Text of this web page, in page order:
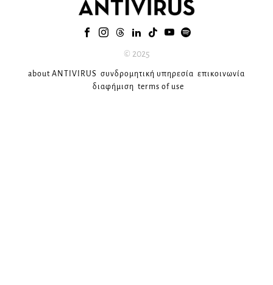
© 2025
about ANTIVIRUS συνδρομητική υπηρεσία επικοινωνία
διαφήμιση terms of use